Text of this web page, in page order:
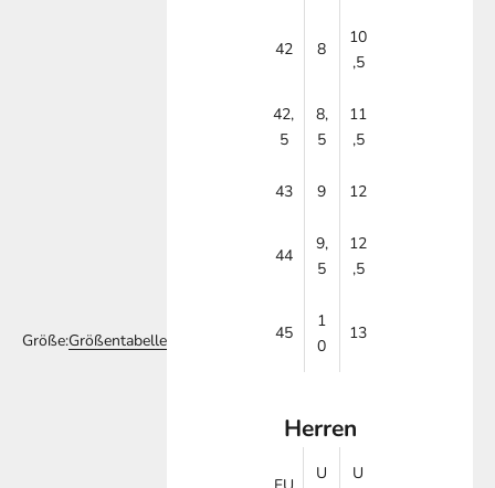
Größe:Größentabelle
42 8
10
,5
42,
5
8,
5
11
,5
43 9 12
44
9,
5
12
,5
45
1
0
13
Herren
U
U